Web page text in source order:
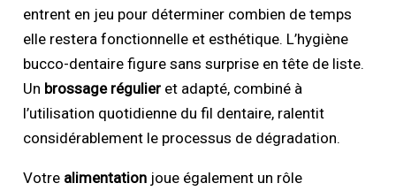
entrent en jeu pour déterminer combien de temps
elle restera fonctionnelle et esthétique. L’hygiène
bucco-dentaire figure sans surprise en tête de liste.
Un brossage régulier et adapté, combiné à
l’utilisation quotidienne du fil dentaire, ralentit
considérablement le processus de dégradation.
Votre alimentation joue également un rôle